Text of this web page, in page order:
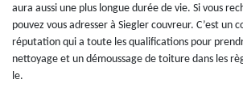
aura aussi une plus longue durée de vie. Si vous
pouvez vous adresser à Siegler couvreur. C’est un
réputation qui a toute les qualifications pour
nettoyage et un démoussage de toiture dans les
le.